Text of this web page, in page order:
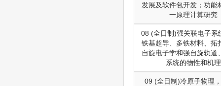
发展及软件包开发；功能
一原理计算研究
08 (全日制)强关联电子系
铁基超导、多铁材料、拓
自旋电子学和强自旋轨道
系统的物性和机理
09 (全日制)冷原子物理